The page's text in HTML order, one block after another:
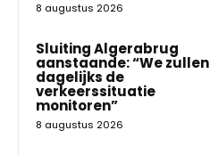
8 augustus 2026
Sluiting Algerabrug
aanstaande: “We zullen
dagelijks de
verkeerssituatie
monitoren”
8 augustus 2026